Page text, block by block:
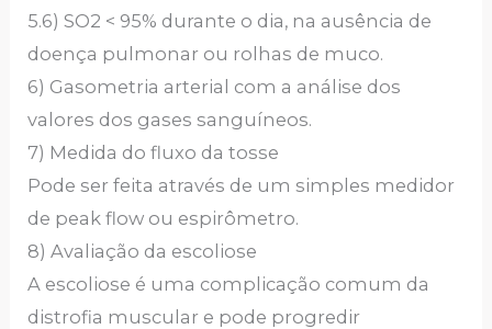
5.6) SO2 < 95% durante o dia, na ausência de
doença pulmonar ou rolhas de muco.
6) Gasometria arterial com a análise dos
valores dos gases sanguíneos.
7) Medida do fluxo da tosse
Pode ser feita através de um simples medidor
de peak flow ou espirômetro.
8) Avaliação da escoliose
A escoliose é uma complicação comum da
distrofia muscular e pode progredir